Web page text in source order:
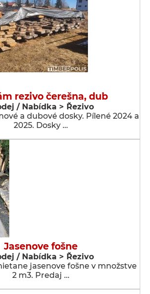
rezivo čerešna, dub
/ Nabídka > Řezivo
a dubové dosky. Pílené 2024 a
2025. Dosky …
Jasenove fošne
/ Nabídka > Řezivo
jasenove fošne v množstve
2 m3. Predaj …